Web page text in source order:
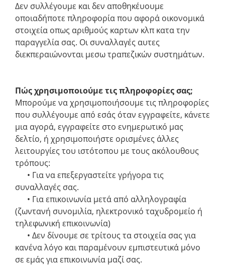
Δεν συλλέγουμε και δεν αποθηκέυουμε
οποιαδήποτε πληροφορία που αφορά οικονομικά
στοιχεία οπως αριθμούς καρτων κλπ κατα την
παραγγελία σας. Οι συναλλαγές αυτες
διεκπεραιώνονται μεσω τραπεζικών συστημάτων.
Πώς χρησιμοποιούμε τις πληροφορίες σας;
Μπορούμε να χρησιμοποιήσουμε τις πληροφορίες
που συλλέγουμε από εσάς όταν εγγραφείτε, κάνετε
μια αγορά, εγγραφείτε στο ενημερωτικό μας
δελτίο, ή χρησιμοποιήστε ορισμένες άλλες
λειτουργίες του ιστότοπου με τους ακόλουθους
τρόπους:
• Για να επεξεργαστείτε γρήγορα τις
συναλλαγές σας.
• Για επικοινωνία μετά από αλληλογραφία
(ζωντανή συνομιλία, ηλεκτρονικό ταχυδρομείο ή
τηλεφωνική επικοινωνία)
• Δεν δίνουμε σε τρίτους τα στοιχεία σας για
κανένα λόγο και παραμένουν εμπιστευτικά μόνο
σε εμάς για επικοινωνία μαζί σας.